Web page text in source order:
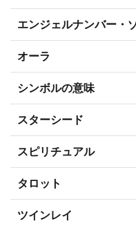
エンジェルナンバー・
オーラ
シンボルの意味
スターシード
スピリチュアル
タロット
ツインレイ